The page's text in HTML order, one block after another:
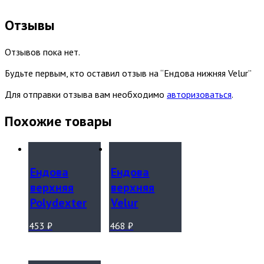
Отзывы
Отзывов пока нет.
Будьте первым, кто оставил отзыв на “Ендова нижняя Velur”
Для отправки отзыва вам необходимо авторизоваться.
Похожие товары
Ендова
верхняя
Polydexter
453 ₽
Ендова
верхняя
Velur
468₽